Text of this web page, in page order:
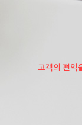
고객의 편익